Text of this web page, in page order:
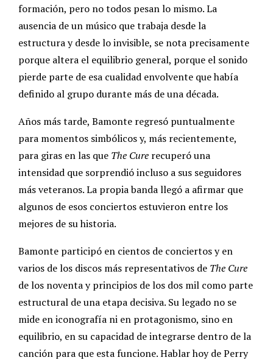
formación, pero no todos pesan lo mismo. La
ausencia de un músico que trabaja desde la
estructura y desde lo invisible, se nota precisamente
porque altera el equilibrio general, porque el sonido
pierde parte de esa cualidad envolvente que había
definido al grupo durante más de una década.
Años más tarde, Bamonte regresó puntualmente
para momentos simbólicos y, más recientemente,
para giras en las que The Cure recuperó una
intensidad que sorprendió incluso a sus seguidores
más veteranos. La propia banda llegó a afirmar que
algunos de esos conciertos estuvieron entre los
mejores de su historia.
Bamonte participó en cientos de conciertos y en
varios de los discos más representativos de The Cure
de los noventa y principios de los dos mil como parte
estructural de una etapa decisiva. Su legado no se
mide en iconografía ni en protagonismo, sino en
equilibrio, en su capacidad de integrarse dentro de la
canción para que esta funcione. Hablar hoy de Perry